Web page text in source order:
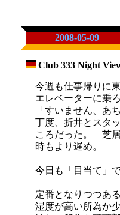
2008-05-09
Club 333 Night
今週も仕事帰りに
エレベーターに乗
「すいません、あ
丁度、折井とスタ
ころだった。 芝
時もより遅め。
今日も「目当て」
定番となりつつあ
湿度が高い所為か